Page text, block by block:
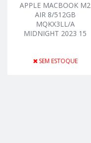
APPLE MACBOOK M2
AIR 8/512GB
MQKX3LL/A
MIDNIGHT 2023 15
SEM ESTOQUE